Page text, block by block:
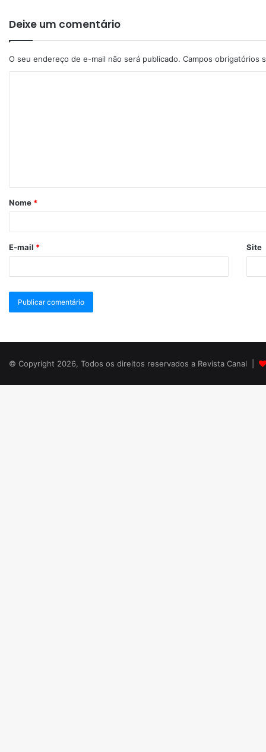
Deixe um comentário
O seu endereço de e-mail não será publicado. Campos obrigatórios
Nome *
E-mail * Site
© Copyright 2026, Todos os direitos reservados a Revista Canal |